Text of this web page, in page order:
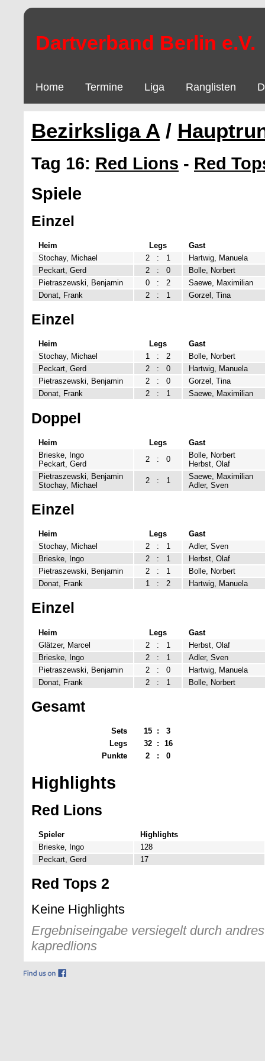
Dartverband Berlin e.V.
Home Termine Liga Ranglisten
Bezirksliga A /
Tag 16: Red Lions - Red
Spiele
Einzel
Heim Legs
Gast
Stochay, Michael
2 : 1
Hartwig, Manuela
Peckart, Gerd
2 : 0
Bolle, Norbert
Pietraszewski, Benjamin
0 : 2
Saewe, Maximilian
Donat, Frank
2 : 1 Gorzel, Tina
Einzel
Heim Legs
Gast
Stochay, Michael
1 : 2
Bolle, Norbert
Peckart, Gerd
2 : 0
Hartwig, Manuela
Pietraszewski, Benjamin
2 : 0
Gorzel, Tina
Donat, Frank
2 : 1 Saewe, Maximilian
Doppel
Heim Legs
Gast
Brieske, Ingo
Peckart, Gerd
2 : 0
Bolle, Norbert
Herbst, Olaf
Pietraszewski, Benjamin
Stochay, Michael
2 : 1
Saewe, Maximilian
Adler, Sven
Einzel
Heim Legs
Gast
Stochay, Michael
2 : 1
Adler, Sven
Brieske, Ingo
2 : 1
Herbst, Olaf
Pietraszewski, Benjamin
2 : 1
Bolle, Norbert
Donat, Frank
1 : 2 Hartwig, Manuela
Einzel
Heim Legs
Gast
Glätzer, Marcel
2 : 1
Herbst, Olaf
Brieske, Ingo
2 : 1
Adler, Sven
Pietraszewski, Benjamin
2 : 0
Hartwig, Manuela
Donat, Frank
2 : 1 Bolle, Norbert
Gesamt
Sets 15 :
3
Legs
32 :
16
Punkte
2 : 0
Highlights
Red Lions
Spieler
Highlights
Brieske, Ingo
128
Peckart, Gerd
17
Red Tops 2
Keine Highlights
Ergebniseingabe versiegelt durch
kapredlions